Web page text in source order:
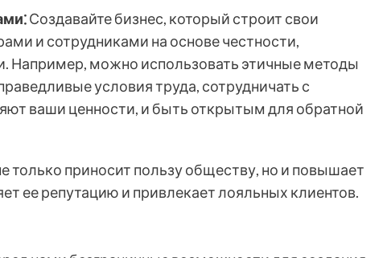
Создавайте бизнес, который строит свои
и сотрудниками на основе честности,
Например, можно использовать этичные методы
условия труда, сотрудничать с
ваши ценности, и быть открытым для обратной
только приносит пользу обществу, но и повышает
ее репутацию и привлекает лояльных клиентов.